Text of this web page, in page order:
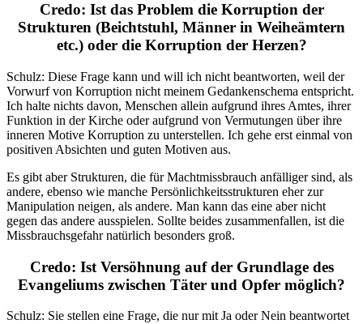
Credo: Ist das Problem die Korruption der
Strukturen (Beichtstuhl, Männer in Weiheämtern
etc.)oder die Korruption der Herzen?
Schulz: Diese Frage kann und will ich nicht beantworten, weil der
Vorwurf von Korruption nicht meinem Gedankenschema entspricht.
Ich halte nichts davon, Menschen allein aufgrund ihres Amtes, ihrer
Funktion in der Kirche oder aufgrund von Vermutungen über ihre
inneren Motive Korruption zu unterstellen. Ich gehe erst einmal von
positiven Absichten und guten Motiven aus.
Es gibt aber Strukturen, die für Machtmissbrauch anfälliger sind, als
andere, ebenso wie manche Persönlichkeitsstrukturen eher zur
Manipulation neigen, als andere. Man kann das eine aber nicht
gegen das andere ausspielen. Sollte beides zusammenfallen, ist die
Missbrauchsgefahr natürlich besonders groß.
Credo: Ist Versöhnung auf derGrundlagedes
Evangeliums zwischen Täter und Opfer möglich?
Schulz: Sie stellen eine Frage, die nur mit Ja oder Nein beantwortet